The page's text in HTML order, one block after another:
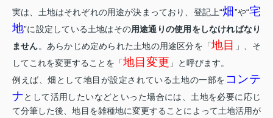
実は、土地はそれぞれの用途が決まっており、登記上“畑 ”や“宅
地”に設定している土地はその用途通りの使用をしなければなり
ません。あらかじめ定められた土地の用途区分を「地目
」、そ
してこれを変更することを「地目変更 」と呼びます。
例えば、畑として地目が設定されている土地の一部を コンテ
ナとして活用したいなどといった場合には、土地を必要に応じ
て分筆した後、地目を雑種地に変更することによって土地活用が